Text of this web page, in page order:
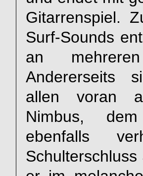
Gitarrenspiel.
Surf-Sounds
an
Andererseits
allen voran
Nimbus,
ebenfalls